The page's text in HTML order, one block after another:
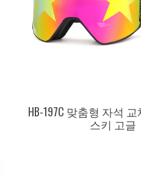
HB-197C 맞춤형 자석
스키 고글